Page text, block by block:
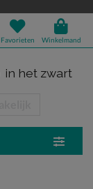
Favorieten Winkelmand
in het zwart